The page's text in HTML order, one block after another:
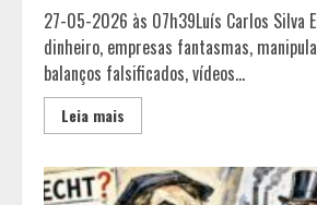
27-05-2026 às 07h39Luís Carlos Silva
dinheiro, empresas fantasmas,
balanços falsificados, vídeos...
Leia mais